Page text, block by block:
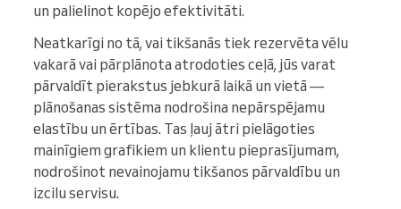
un palielinot kopējo efektivitāti.
Neatkarīgi no tā, vai tikšanās tiek rezervēta vēlu
vakarā vai pārplānota atrodoties ceļā, jūs varat
pārvaldīt pierakstus jebkurā laikā un vietā —
plānošanas sistēma nodrošina nepārspējamu
elastību un ērtības. Tas ļauj ātri pielāgoties
mainīgiem grafikiem un klientu pieprasījumam,
nodrošinot nevainojamu tikšanos pārvaldību un
izcilu servisu.